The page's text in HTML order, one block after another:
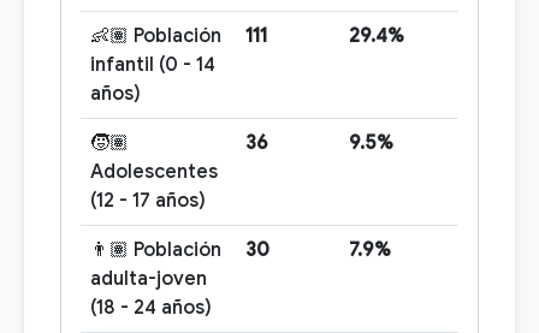
👶🏽 Población
infantil (0 - 14
años)
111 29.4%
🧒🏽
Adolescentes
(12 - 17 años)
36 9.5%
👨🏽 Población
adulta-joven
(18 - 24 años)
30 7.9%